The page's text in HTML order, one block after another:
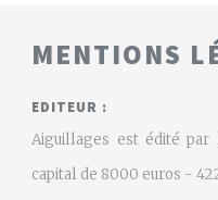
MENTIONS
EDITEUR :
Aiguillages est édité par
capital de 8000 euros -